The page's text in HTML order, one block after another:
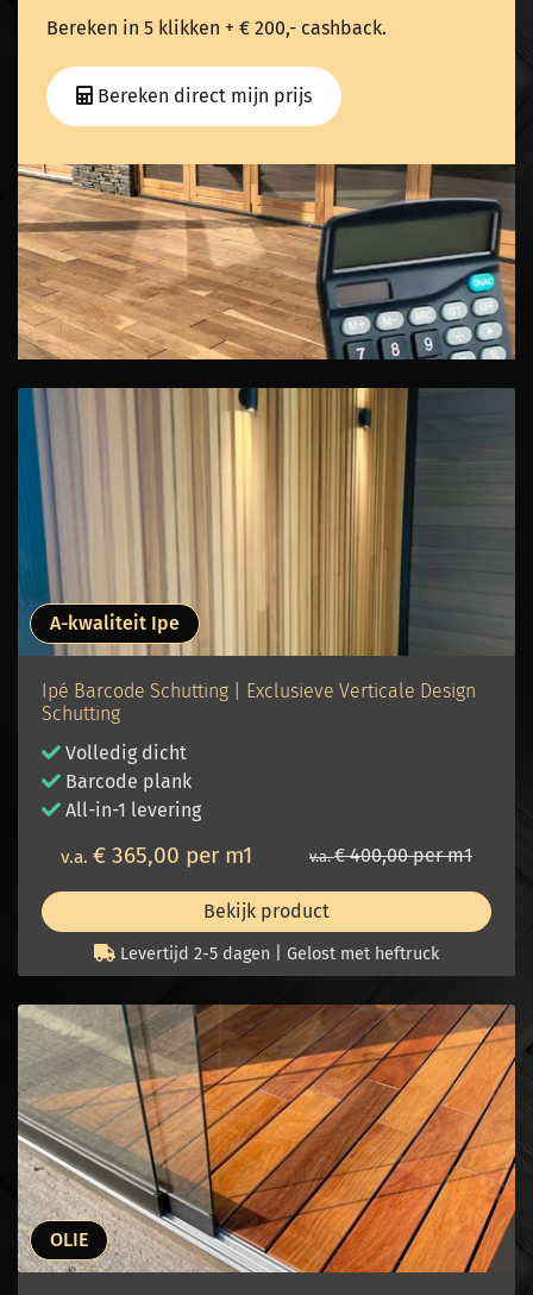
Bereken in 5 klikken + € 200,- cashback.
Bereken direct mijn prijs
A-kwaliteit Ipe
Ipé Barcode Schutting | Exclusieve Verticale Design
Schutting
Volledig dicht
Barcode plank
All-in-1 levering
v.a. € 365,00 per m1 v.a.€ 400,00 per m1
Bekijk product
Levertijd 2-5 dagen | Gelost met heftruck
OLIE